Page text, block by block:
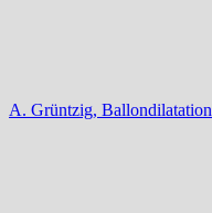
A. Grüntzig, Ballondilatation